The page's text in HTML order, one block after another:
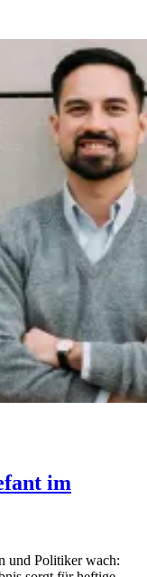
im
und Politiker wach: